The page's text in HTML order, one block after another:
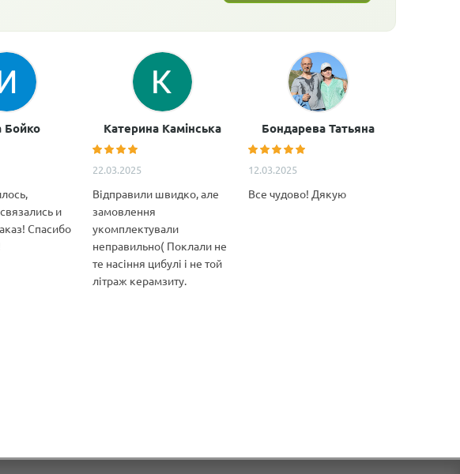
Бойко
и
Спасибо
Катерина Камінська
22.03.2025
Відправили швидко, але
замовлення
укомплектували
неправильно( Поклали не
те насіння цибулі і не той
літраж керамзиту.
Бондарева Татьяна
12.03.2025
Все чудово! Дякую